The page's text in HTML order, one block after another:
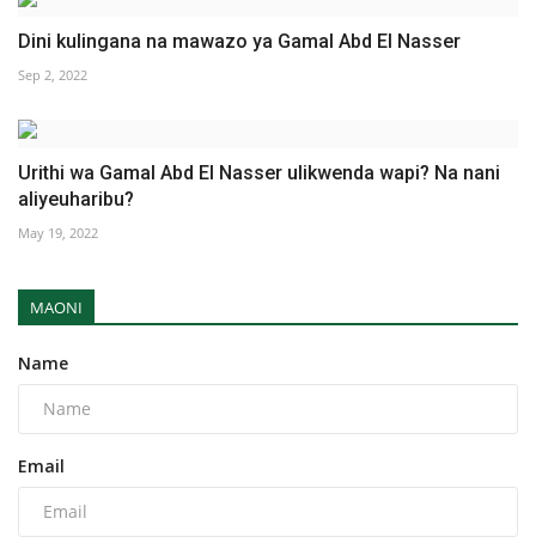
Dini kulingana na mawazo ya Gamal Abd El Nasser
Sep 2, 2022
Urithi wa Gamal Abd El Nasser ulikwenda wapi? Na nani
aliyeuharibu?
May 19, 2022
MAONI
Name
Email